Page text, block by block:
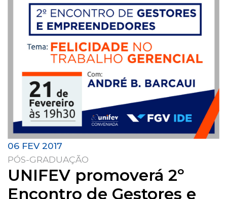
06 FEV 2017
PÓS-GRADUAÇÃO
UNIFEV promoverá 2º
Encontro de Gestores e